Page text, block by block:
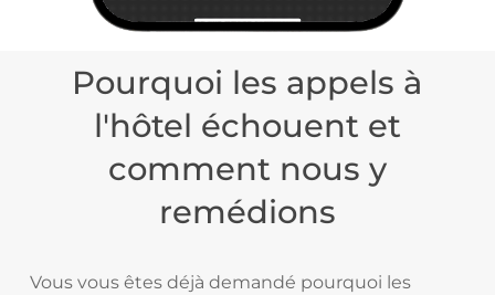
Pourquoi les appels à
l'hôtel échouent et
comment nous y
remédions
Vous vous êtes déjà demandé pourquoi les